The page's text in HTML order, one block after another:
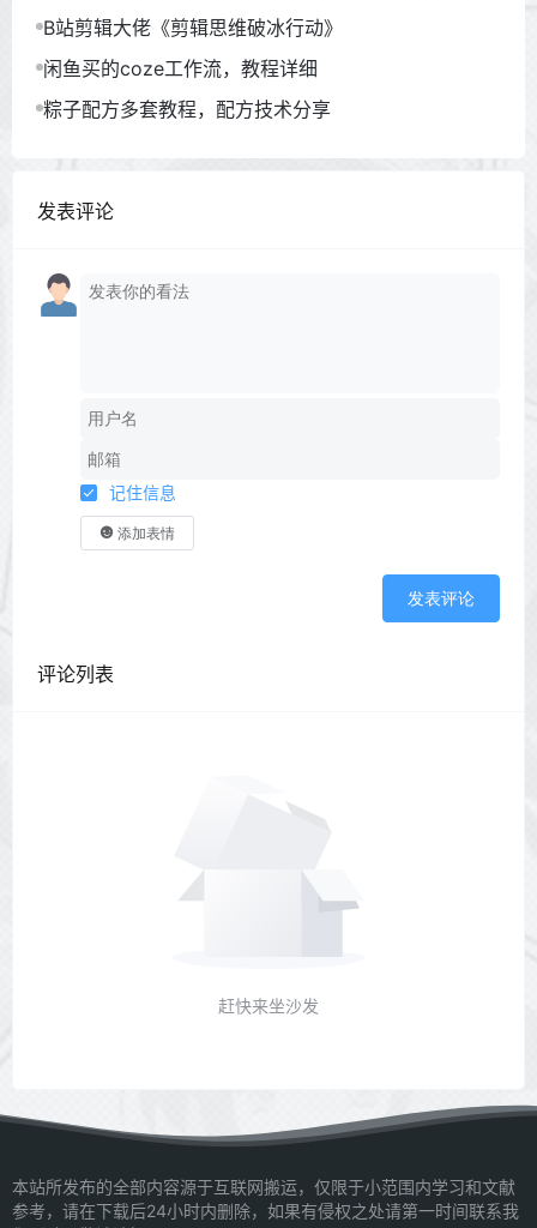
程）
B站剪辑大佬《剪辑思维破冰行动》
闲鱼买的coze工作流，教程详细
粽子配方多套教程，配方技术分享
发表评论
记住信息
添加表情
发表评论
评论列表
赶快来坐沙发
本站所发布的全部内容源于互联网搬运，仅限于小范围内学习和文献
参考，请在下载后24小时内删除，如果有侵权之处请第一时间联系我